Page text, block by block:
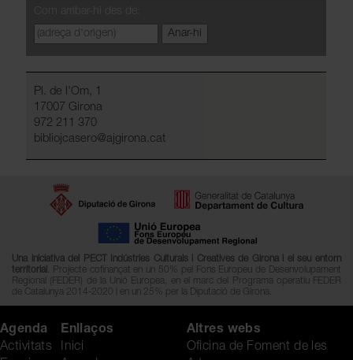
Pl. de l'Om, 1
17007 Girona
972 211 370
bibliojcasero@ajgirona.cat
Una iniciativa del PECT Indústries Culturals i Creatives de Girona i el seu entorn
territorial . Projecte cofinançat en un 50% pel Fons Europeu de Desenvolupament
Regional (FEDER) de la Unió Europea, en el marc del Programa operatiu FEDER
de Catalunya 2014-2020 i en un 25% per la Diputació de Girona.
Agenda
Activitats
Enllaços
Inici
Altres webs
Oficina de Foment de les